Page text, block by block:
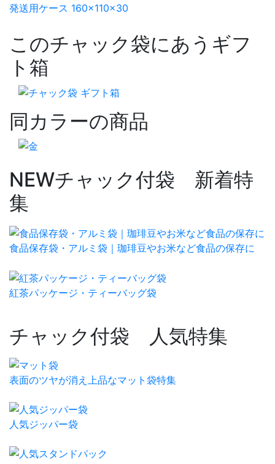
発送用ケース 160×110×30
このチャック袋にあうギフ
ト箱
同カラーの商品
NEWチャック付袋 新着特
集
食品保存袋・アルミ袋｜珈琲豆やお米など食品の保存に
紅茶パッケージ・ティーバッグ袋
チャック付袋 人気特集
表面のツヤが消え上品なマット袋特集
人気ジッパー袋